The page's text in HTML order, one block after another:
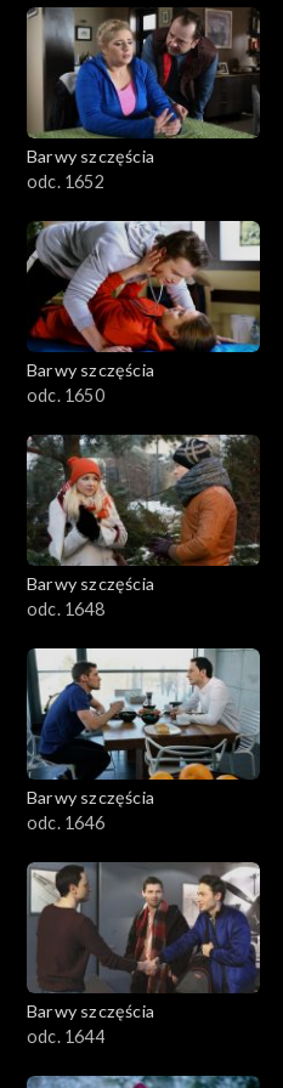
Barwy szczęścia
odc. 1652
Barwy szczęścia
odc. 1650
Barwy szczęścia
odc. 1648
Barwy szczęścia
odc. 1646
Barwy szczęścia
odc. 1644